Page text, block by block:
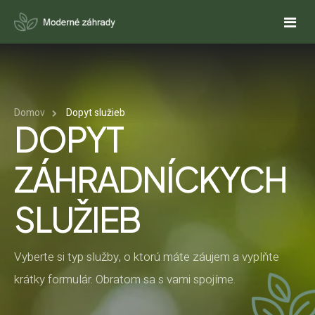
O NÁS
SLUŽBY
NÁVRHY ZÁHRAD
REALIZÁCIE ZÁHRAD
REALIZUJETE ZÁHRADU SVOJPOMOCNE?
AUTOMATICKÉ ZÁVLAHY
OKRASNÉ JAZIERKA
REFERENCIE
PONUKY
CENOVÁ PONUKA NA NÁVRH ZÁHRADY
CENOVÁ PONUKA NA ZÁHRADNÝ NÁBYTOK
ODHAD CENY REALIZÁCIE ZÁHRADY
FAQ
Domov Dopyt služieb
DOPYT
ZÁHRADNÍCKYCH
SLUŽIEB
Vyberte si typ služby, o ktorú máte záujem a vyplňte
krátky formulár. Obratom sa s vami spojíme.